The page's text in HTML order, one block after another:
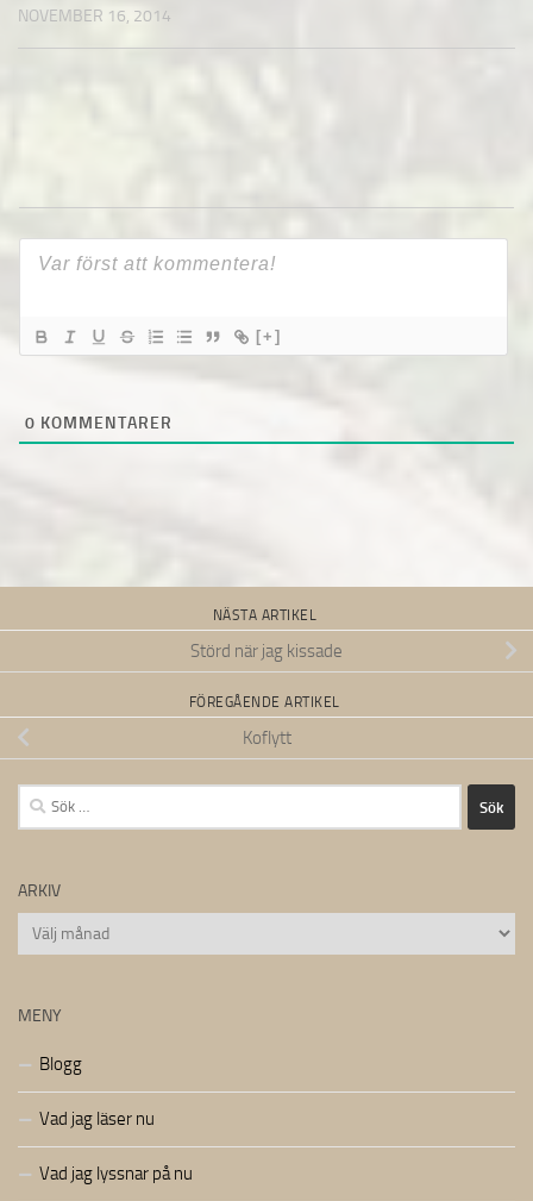
NOVEMBER 16, 2014
[+]
0 KOMMENTARER
NÄSTA ARTIKEL
Störd när jag kissade
FÖREGÅENDE ARTIKEL
Koflytt
Sök
efter:
ARKIV
Arkiv
MENY
Blogg
Vad jag läser nu
Vad jag lyssnar på nu